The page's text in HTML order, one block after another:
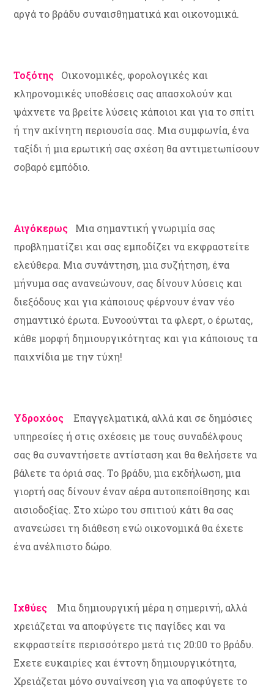
αργά το βράδυ συναισθηματικά και οικονομικά.
Τοξότης Οικονομικές, φορολογικές και
κληρονομικές υποθέσεις σας απασχολούν και
ψάχνετε να βρείτε λύσεις κάποιοι και για το σπίτι
ή την ακίνητη περιουσία σας. Μια συμφωνία, ένα
ταξίδι ή μια ερωτική σας σχέση θα αντιμετωπίσουν
σοβαρό εμπόδιο.
Αιγόκερως Μια σημαντική γνωριμία σας
προβληματίζει και σας εμποδίζει να εκφραστείτε
ελεύθερα. Μια συνάντηση, μια συζήτηση, ένα
μήνυμα σας ανανεώνουν, σας δίνουν λύσεις και
διεξόδους και για κάποιους φέρνουν έναν νέο
σημαντικό έρωτα. Ευνοούνται τα φλερτ, ο έρωτας,
κάθε μορφή δημιουργικότητας και για κάποιους τα
παιχνίδια με την τύχη!
Υδροχόος Επαγγελματικά, αλλά και σε δημόσιες
υπηρεσίες ή στις σχέσεις με τους συναδέλφους
σας θα συναντήσετε αντίσταση και θα θελήσετε να
βάλετε τα όριά σας. Το βράδυ, μια εκδήλωση, μια
γιορτή σας δίνουν έναν αέρα αυτοπεποίθησης και
αισιοδοξίας. Στο χώρο του σπιτιού κάτι θα σας
ανανεώσει τη διάθεση ενώ οικονομικά θα έχετε
ένα ανέλπιστο δώρο.
Ιχθύες
Μια δημιουργική μέρα η σημερινή, αλλά
χρειάζεται να αποφύγετε τις παγίδες και να
εκφραστείτε περισσότερο μετά τις 20:00 το βράδυ.
Εχετε ευκαιρίες και έντονη δημιουργικότητα,
Χρειάζεται μόνο συναίνεση για να αποφύγετε το